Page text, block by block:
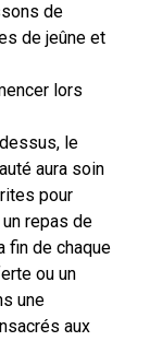
de
de jeûne et
lors
le
aura soin
pour
repas de
fin de chaque
ou un
une
aux